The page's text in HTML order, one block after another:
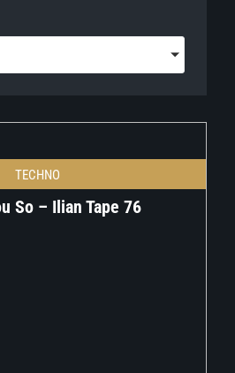
TECHNO
So – Ilian Tape 76